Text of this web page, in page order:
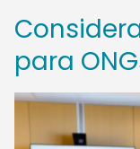
para